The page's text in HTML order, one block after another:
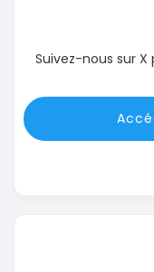
Suivez-nous sur